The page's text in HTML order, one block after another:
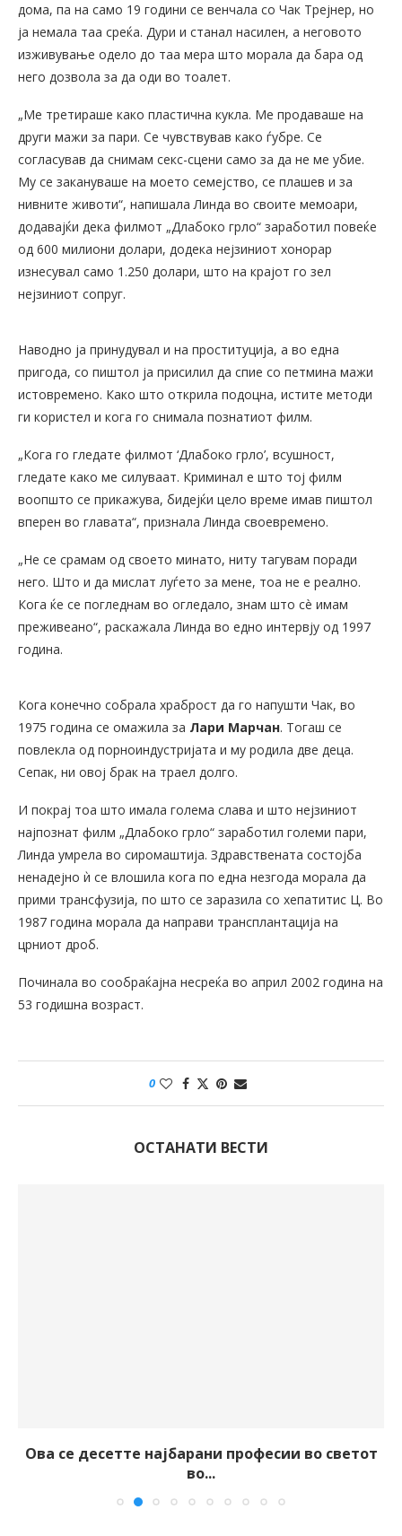
дома, па на само 19 години се венчала со Чак Трејнер, но
ја немала таа среќа. Дури и станал насилен, а неговото
изживување одело до таа мера што морала да бара од
него дозвола за да оди во тоалет.
„Ме третираше како пластична кукла. Ме продаваше на
други мажи за пари. Се чувствував како ѓубре. Се
согласував да снимам секс-сцени само за да не ме убие.
Му се закануваше на моето семејство, се плашев и за
нивните животи“, напишала Линда во своите мемоари,
додавајќи дека филмот „Длабоко грло“ заработил повеќе
од 600 милиони долари, додека нејзиниот хонорар
изнесувал само 1.250 долари, што на крајот го зел
нејзиниот сопруг.
Наводно ја принудувал и на проституција, а во една
пригода, со пиштол ја присилил да спие со петмина мажи
истовремено. Како што открила подоцна, истите методи
ги користел и кога го снимала познатиот филм.
„Кога го гледате филмот ‘Длабоко грло’, всушност,
гледате како ме силуваат. Криминал е што тој филм
воопшто се прикажува, бидејќи цело време имав пиштол
вперен во главата“, признала Линда своевремено.
„Не се срамам од своето минато, ниту тагувам поради
него. Што и да мислат луѓето за мене, тоа не е реално.
Кога ќе се погледнам во огледало, знам што сè имам
преживеано“, раскажала Линда во едно интервју од 1997
година.
Кога конечно собрала храброст да го напушти Чак, во
1975 година се омажила за Лари Марчан. Тогаш се
повлекла од порноиндустријата и му родила две деца.
Сепак, ни овој брак на траел долго.
И покрај тоа што имала голема слава и што нејзиниот
најпознат филм „Длабоко грло“ заработил големи пари,
Линда умрела во сиромаштија. Здравствената состојба
ненадејно ѝ се влошила кога по една незгода морала да
прими трансфузија, по што се заразила со хепатитис Ц. Во
1987 година морала да направи трансплантација на
црниот дроб.
Починала во сообраќајна несреќа во април 2002 година на
53 годишна возраст.
0
ОСТАНАТИ ВЕСТИ
Ова се десетте најбарани професии во светот
во...